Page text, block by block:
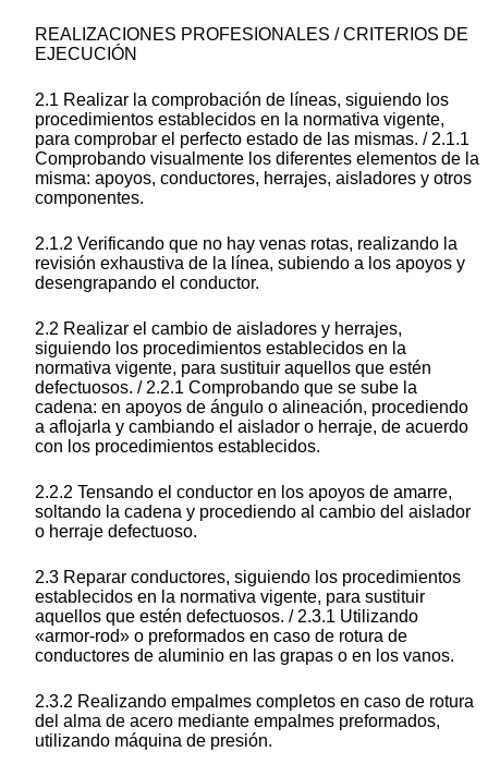
REALIZACIONES PROFESIONALES / CRITERIOS DE
EJECUCIÓN
2.1 Realizar la comprobación de líneas, siguiendo los
procedimientos establecidos en la normativa vigente,
para comprobar el perfecto estado de las mismas. / 2.1.1
Comprobando visualmente los diferentes elementos de la
misma: apoyos, conductores, herrajes, aisladores y otros
componentes.
2.1.2 Verificando que no hay venas rotas, realizando la
revisión exhaustiva de la línea, subiendo a los apoyos y
desengrapando el conductor.
2.2 Realizar el cambio de aisladores y herrajes,
siguiendo los procedimientos establecidos en la
normativa vigente, para sustituir aquellos que estén
defectuosos. / 2.2.1 Comprobando que se sube la
cadena: en apoyos de ángulo o alineación, procediendo
a aflojarla y cambiando el aislador o herraje, de acuerdo
con los procedimientos establecidos.
2.2.2 Tensando el conductor en los apoyos de amarre,
soltando la cadena y procediendo al cambio del aislador
o herraje defectuoso.
2.3 Reparar conductores, siguiendo los procedimientos
establecidos en la normativa vigente, para sustituir
aquellos que estén defectuosos. / 2.3.1 Utilizando
«armor-rod» o preformados en caso de rotura de
conductores de aluminio en las grapas o en los vanos.
2.3.2 Realizando empalmes completos en caso de rotura
del alma de acero mediante empalmes preformados,
utilizando máquina de presión.